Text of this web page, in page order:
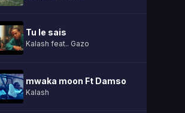
Tu le sais
Kalash feat.. Gazo
mwaka moon Ft Damso
Kalash